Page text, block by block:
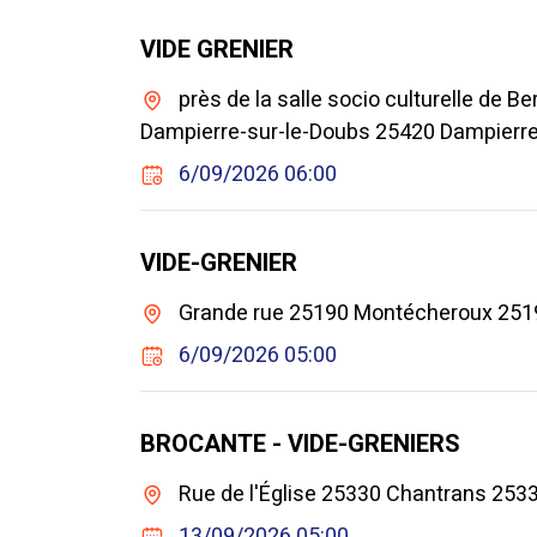
VIDE GRENIER
près de la salle socio culturelle de
Dampierre-sur-le-Doubs 25420
6/09/2026 06:00
VIDE-GRENIER
Grande rue 25190 Montécheroux
6/09/2026 05:00
BROCANTE - VIDE-GRENIERS
Rue de l'Église 25330 Chantrans